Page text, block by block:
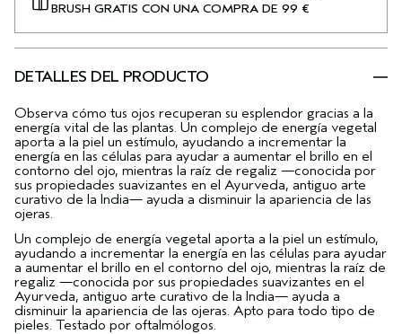
BRUSH GRATIS CON UNA COMPRA DE 99 €
DETALLES DEL PRODUCTO
Observa cómo tus ojos recuperan su esplendor gracias a la
energía vital de las plantas. Un complejo de energía vegetal
aporta a la piel un estímulo, ayudando a incrementar la
energía en las células para ayudar a aumentar el brillo en el
contorno del ojo, mientras la raíz de regaliz —conocida por
sus propiedades suavizantes en el Ayurveda, antiguo arte
curativo de la India— ayuda a disminuir la apariencia de las
ojeras.
Un complejo de energía vegetal aporta a la piel un estímulo,
ayudando a incrementar la energía en las células para ayudar
a aumentar el brillo en el contorno del ojo, mientras la raíz de
regaliz —conocida por sus propiedades suavizantes en el
Ayurveda, antiguo arte curativo de la India— ayuda a
disminuir la apariencia de las ojeras. Apto para todo tipo de
pieles. Testado por oftalmólogos.